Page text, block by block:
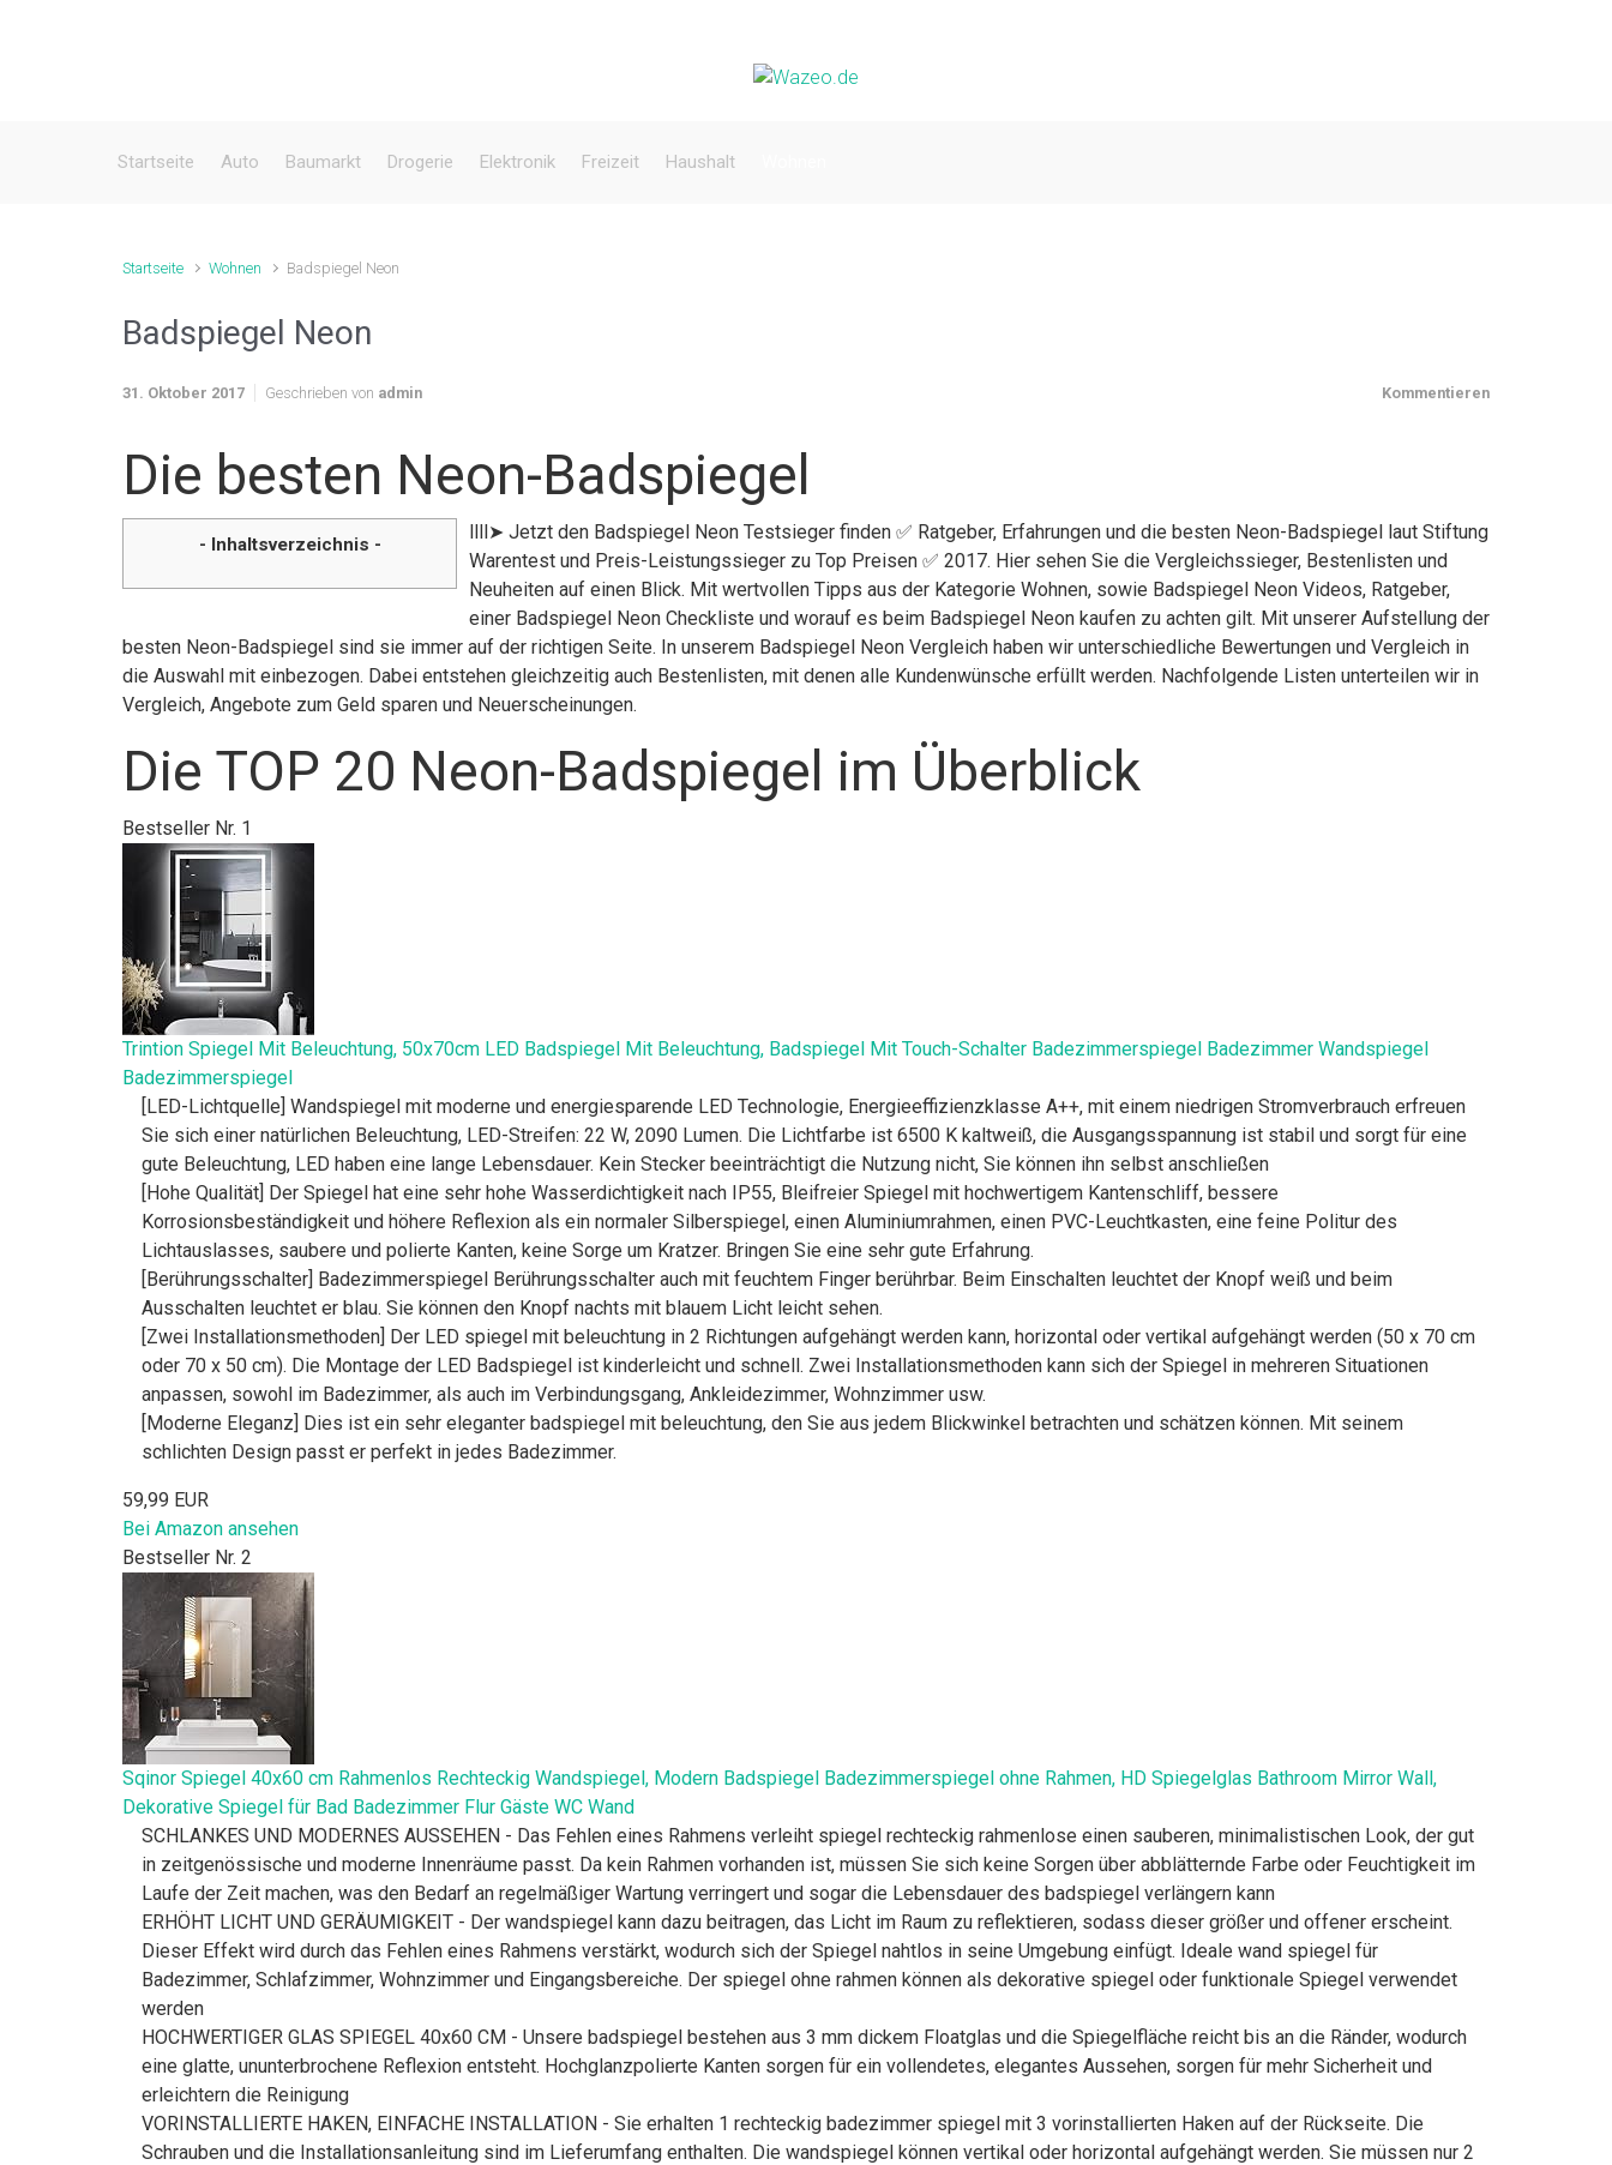
Startseite Auto Baumarkt Drogerie Elektronik Freizeit Haushalt
Startseite Wohnen Badspiegel Neon
Badspiegel Neon
31. Oktober 2017 Geschrieben von admin Kommentieren
Die besten Neon-Badspiegel
- Inhaltsverzeichnis -
llll➤ Jetzt den Badspiegel Neon Testsieger finden ✅ Ratgeber, Erfahrungen und die besten Neon-Badspiegel laut Stiftung
Warentest und Preis-Leistungssieger zu Top Preisen ✅ 2017. Hier sehen Sie die Vergleichssieger, Bestenlisten und
Neuheiten auf einen Blick. Mit wertvollen Tipps aus der Kategorie Wohnen, sowie Badspiegel Neon Videos, Ratgeber,
einer Badspiegel Neon Checkliste und worauf es beim Badspiegel Neon kaufen zu achten gilt. Mit unserer Aufstellung der
besten Neon-Badspiegel sind sie immer auf der richtigen Seite. In unserem Badspiegel Neon Vergleich haben wir unterschiedliche Bewertungen und Vergleich in
die Auswahl mit einbezogen. Dabei entstehen gleichzeitig auch Bestenlisten, mit denen alle Kundenwünsche erfüllt werden. Nachfolgende Listen unterteilen wir in
Vergleich, Angebote zum Geld sparen und Neuerscheinungen.
Die TOP 20 Neon-Badspiegel im Überblick
Bestseller Nr. 1
Trintion Spiegel Mit Beleuchtung, 50x70cm LED Badspiegel Mit Beleuchtung, Badspiegel Mit Touch-Schalter Badezimmerspiegel Badezimmer Wandspiegel
Badezimmerspiegel
[LED-Lichtquelle] Wandspiegel mit moderne und energiesparende LED Technologie, Energieeffizienzklasse A++, mit einem niedrigen Stromverbrauch erfreuen
Sie sich einer natürlichen Beleuchtung, LED-Streifen: 22 W, 2090 Lumen. Die Lichtfarbe ist 6500 K kaltweiß, die Ausgangsspannung ist stabil und sorgt für eine
gute Beleuchtung, LED haben eine lange Lebensdauer. Kein Stecker beeinträchtigt die Nutzung nicht, Sie können ihn selbst anschließen
[Hohe Qualität] Der Spiegel hat eine sehr hohe Wasserdichtigkeit nach IP55, Bleifreier Spiegel mit hochwertigem Kantenschliff, bessere
Korrosionsbeständigkeit und höhere Reflexion als ein normaler Silberspiegel, einen Aluminiumrahmen, einen PVC-Leuchtkasten, eine feine Politur des
Lichtauslasses, saubere und polierte Kanten, keine Sorge um Kratzer. Bringen Sie eine sehr gute Erfahrung.
[Berührungsschalter] Badezimmerspiegel Berührungsschalter auch mit feuchtem Finger berührbar. Beim Einschalten leuchtet der Knopf weiß und beim
Ausschalten leuchtet er blau. Sie können den Knopf nachts mit blauem Licht leicht sehen.
[Zwei Installationsmethoden] Der LED spiegel mit beleuchtung in 2 Richtungen aufgehängt werden kann, horizontal oder vertikal aufgehängt werden (50 x 70 cm
oder 70 x 50 cm). Die Montage der LED Badspiegel ist kinderleicht und schnell. Zwei Installationsmethoden kann sich der Spiegel in mehreren Situationen
anpassen, sowohl im Badezimmer, als auch im Verbindungsgang, Ankleidezimmer, Wohnzimmer usw.
[Moderne Eleganz] Dies ist ein sehr eleganter badspiegel mit beleuchtung, den Sie aus jedem Blickwinkel betrachten und schätzen können. Mit seinem
schlichten Design passt er perfekt in jedes Badezimmer.
59,99 EUR
Bei Amazon ansehen
Bestseller Nr. 2
Sqinor Spiegel 40x60 cm Rahmenlos Rechteckig Wandspiegel, Modern Badspiegel Badezimmerspiegel ohne Rahmen, HD Spiegelglas Bathroom Mirror Wall,
Dekorative Spiegel für Bad Badezimmer Flur Gäste WC Wand
SCHLANKES UND MODERNES AUSSEHEN - Das Fehlen eines Rahmens verleiht spiegel rechteckig rahmenlose einen sauberen, minimalistischen Look, der gut
in zeitgenössische und moderne Innenräume passt. Da kein Rahmen vorhanden ist, müssen Sie sich keine Sorgen über abblätternde Farbe oder Feuchtigkeit im
Laufe der Zeit machen, was den Bedarf an regelmäßiger Wartung verringert und sogar die Lebensdauer des badspiegel verlängern kann
ERHÖHT LICHT UND GERÄUMIGKEIT - Der wandspiegel kann dazu beitragen, das Licht im Raum zu reflektieren, sodass dieser größer und offener erscheint.
Dieser Effekt wird durch das Fehlen eines Rahmens verstärkt, wodurch sich der Spiegel nahtlos in seine Umgebung einfügt. Ideale wand spiegel für
Badezimmer, Schlafzimmer, Wohnzimmer und Eingangsbereiche. Der spiegel ohne rahmen können als dekorative spiegel oder funktionale Spiegel verwendet
werden
HOCHWERTIGER GLAS SPIEGEL 40x60 CM - Unsere badspiegel bestehen aus 3 mm dickem Floatglas und die Spiegelfläche reicht bis an die Ränder, wodurch
eine glatte, ununterbrochene Reflexion entsteht. Hochglanzpolierte Kanten sorgen für ein vollendetes, elegantes Aussehen, sorgen für mehr Sicherheit und
erleichtern die Reinigung
VORINSTALLIERTE HAKEN, EINFACHE INSTALLATION - Sie erhalten 1 rechteckig badezimmer spiegel mit 3 vorinstallierten Haken auf der Rückseite. Die
Schrauben und die Installationsanleitung sind im Lieferumfang enthalten. Die wandspiegel können vertikal oder horizontal aufgehängt werden. Sie müssen nur 2